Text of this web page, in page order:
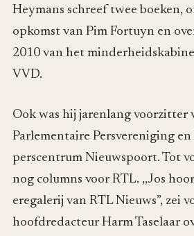
Heymans schreef twee boeken,
opkomst van Pim Fortuyn en
2010 van het
VVD.
Ook was hij jarenlang voorzitter
Parlementaire Persvereniging
perscentrum Nieuwspoort. Tot
nog columns voor RTL. ,,Jos
eregalerij van RTL Nieuws”, zei
hoofdredacteur Harm Taselaar